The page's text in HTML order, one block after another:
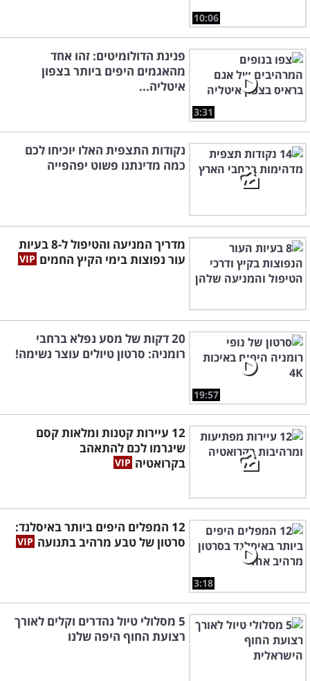
10:06
3:31
פנינת הדולומיטים: זהו אחד
מהאגמים היפים ביותר בצפון
איטליה...
נקודות התצפית האלו יוכיחו לכם
כמה מדינתנו פשוט יפהפייה
מדריך המניעה והטיפול ל-8 בעיות
עור נפוצות בימי הקיץ החמים
19:57
20 דקות של מסע נפלא ברחבי
רומניה: סרטון טיולים עוצר נשימה!
12 עיירות קטנות ומלאות קסם
שיגרמו לכם להתאהב
בקרואטיה
3:18
12 המפלים היפים ביותר באיסלנד:
סרטון של טבע מרהיב בתנועה
5 מסלולי טיול נהדרים וקלים לאורך
רצועת החוף היפה שלנו